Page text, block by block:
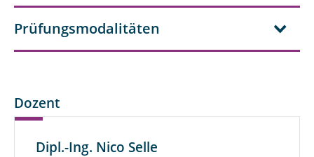
Prüfungsmodalitäten
Dozent
Dipl.-Ing. Nico Selle